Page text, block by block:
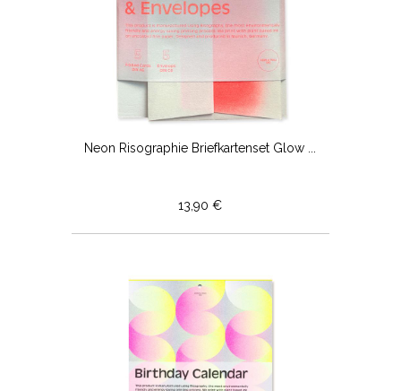
Neon Risographie Briefkartenset Glow ...
13,90 €